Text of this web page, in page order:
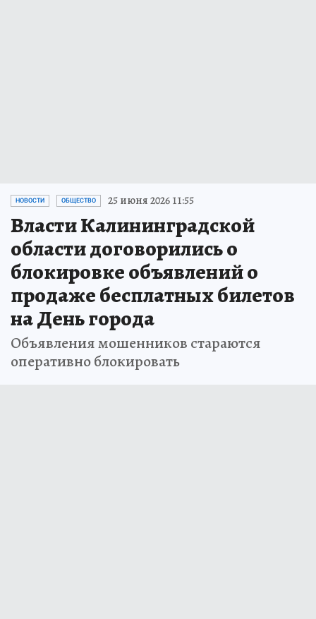
НОВОСТИ ОБЩЕСТВО 25 июня 2026 11:55
Власти Калининградской
области договорились о
блокировке объявлений о
продаже бесплатных билетов
на День города
Объявления мошенников стараются
оперативно блокировать